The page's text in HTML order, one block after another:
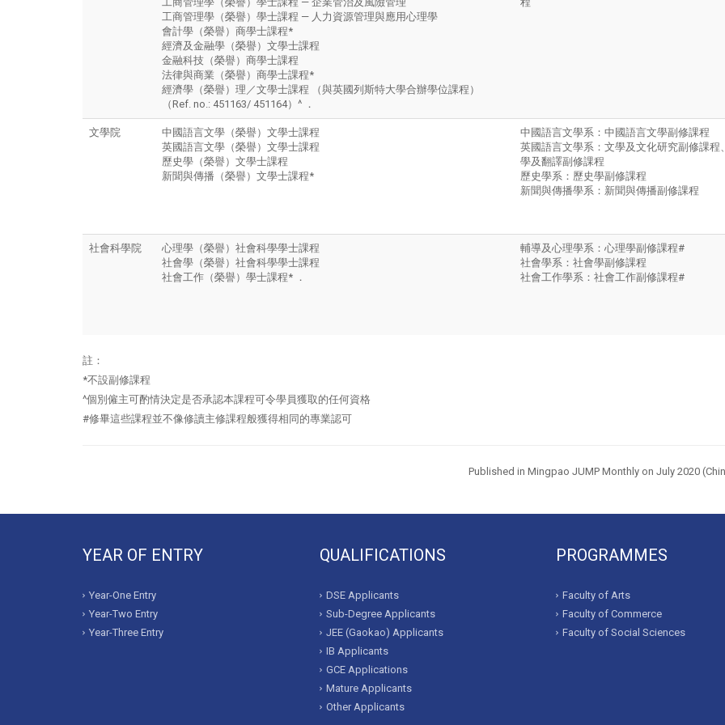
工商管理學（榮譽）學士課程 — 人力資源管理與應用心理學
會計學（榮譽）商學士課程*
經濟及金融學（榮譽）文學士課程
金融科技（榮譽）商學士課程
法律與商業（榮譽）商學士課程*
經濟學（榮譽）理／文學士課程 （與英國列斯特大學合辦學位課程）
（Ref. no.: 451163/ 451164）^ ．
文學院
中國語言文學（榮譽）文學士課程
英國語言文學（榮譽）文學士課程
歷史學（榮譽）文學士課程
新聞與傳播（榮譽）文學士課程*
中國語言文學系：中國語言文學副修課程
英國語言文學系：文學及文化研究副修課程
學及翻譯副修課程
歷史學系：歷史學副修課程
新聞與傳播學系：新聞與傳播副修課程
社會科學院
心理學（榮譽）社會科學學士課程
社會學（榮譽）社會科學學士課程
社會工作（榮譽）學士課程* ．
輔導及心理學系：心理學副修課程#
社會學系：社會學副修課程
社會工作學系：社會工作副修課程#
註：
*不設副修課程
^個別僱主可酌情決定是否承認本課程可令學員獲取的任何資格
#修畢這些課程並不像修讀主修課程般獲得相同的專業認可
Published in Mingpao JUMP Monthly on July 2020
YEAR OF ENTRY
Year-One Entry
Year-Two Entry
Year-Three Entry
QUALIFICATIONS
DSE Applicants
Sub-Degree Applicants
JEE (Gaokao) Applicants
IB Applicants
GCE Applications
Mature Applicants
Other Applicants
PROGRAMMES
Faculty of Arts
Faculty of Commerce
Faculty of Social Sciences